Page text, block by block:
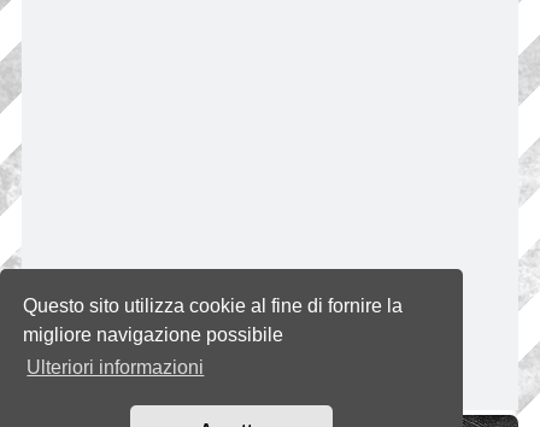
Questo sito utilizza cookie al fine di fornire la
migliore navigazione possibile
Ulteriori informazioni